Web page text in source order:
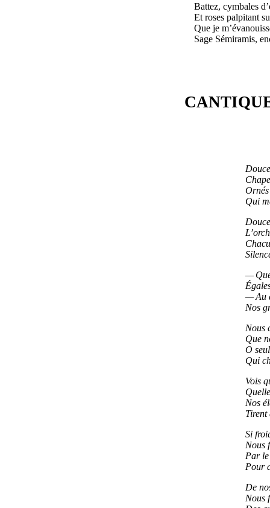
Battez, cymbales
Et roses palpitant
Que je
Sage Sémiramis,
Qui
—
— Au
Nos
Nous
Que
O
Qui
Vois
Nos
Tirent
Si
Nous
Par
Pour
De
Nous